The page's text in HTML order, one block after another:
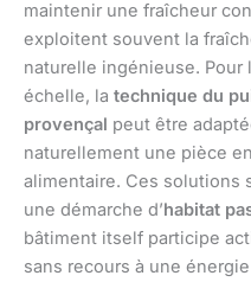
maintenir une fraîcheur
exploitent souvent la
naturelle ingénieuse. Pour
échelle, la technique du
provençal peut être
naturellement une pièce
alimentaire. Ces solutions
une démarche d’habitat
bâtiment itself participe
sans recours à une énergie